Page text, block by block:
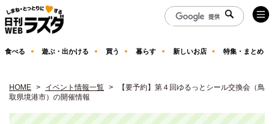
食べる 遊ぶ・出かける 買う 暮らす 新しいお店 特集・まとめ
HOME イベント情報一覧
【要予約】第４回ゆるっとシール交換会（鳥
取県境港市）の開催情報